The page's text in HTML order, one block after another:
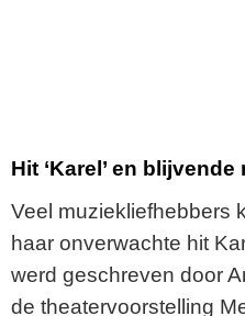
Hit ‘Karel’ en
Veel muziekliefhebbers
haar onverwachte hit
werd geschreven door
de theatervoorstelling